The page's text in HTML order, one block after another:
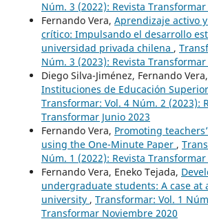
Núm. 3 (2022): Revista
Fernando Vera, Aprendizaje activo
crítico: Impulsando el desarrollo
universidad privada chilena ,
Núm. 3 (2023): Revista
Diego Silva-Jiménez, Fernando Vera,
Instituciones de Educación
Transformar: Vol. 4 Núm. 2 (2023):
Transformar Junio 2023
Fernando Vera, Promoting
using the One-Minute Paper ,
Núm. 1 (2022): Revista
Fernando Vera, Eneko Tejada,
undergraduate students: A case at
university , Transformar: Vol. 1
Transformar Noviembre 2020